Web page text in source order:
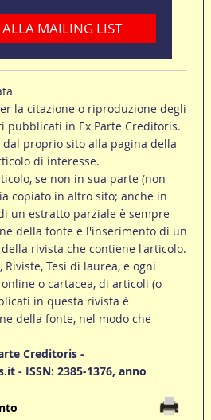
ALLA MAILING LIST
la citazione o riproduzione degli
pubblicati in Ex Parte Creditoris.
proprio sito alla pagina della
di interesse.
se non in sua parte (non
copiato in altro sito; anche in
un estratto parziale è sempre
della fonte e l'inserimento di un
rivista che contiene l'articolo.
Tesi di laurea, e ogni
o cartacea, di articoli (o
in questa rivista è
della fonte, nel modo che
Creditoris -
- ISSN: 2385-1376, anno